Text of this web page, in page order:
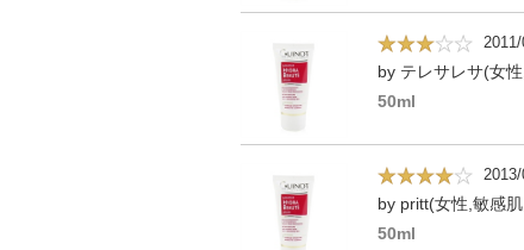
by テレサレサ(女
50ml
by pritt(女性,敏感
50ml